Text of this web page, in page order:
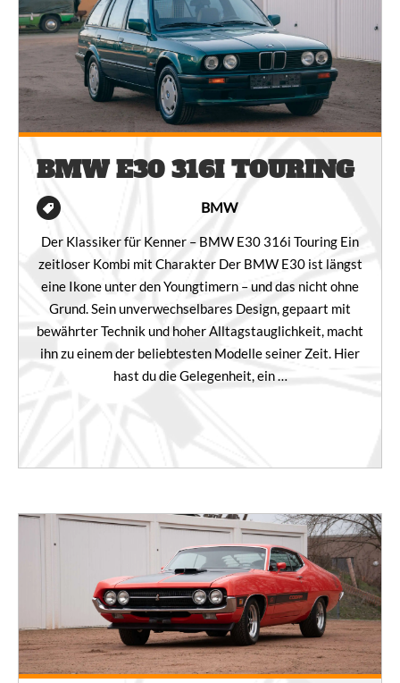
BMW E30 316I TOURING
BMW
Der Klassiker für Kenner – BMW E30 316i Touring Ein
zeitloser Kombi mit Charakter Der BMW E30 ist längst
eine Ikone unter den Youngtimern – und das nicht ohne
Grund. Sein unverwechselbares Design, gepaart mit
bewährter Technik und hoher Alltagstauglichkeit, macht
ihn zu einem der beliebtesten Modelle seiner Zeit. Hier
hast du die Gelegenheit, ein …